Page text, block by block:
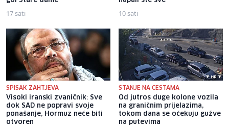
17 sati 10 sati
SPISAK ZAHTJEVA
Visoki iranski zvaničnik: Sve
dok SAD ne popravi svoje
ponašanje, Hormuz neće biti
otvoren
STANJE NA CESTAMA
Od jutros duge kolone vozila
na graničnim prijelazima,
tokom dana se očekuju gužve
na putevima